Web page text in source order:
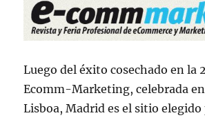
Luego del éxito cosechado en la
Ecomm-Marketing, celebrada
Lisboa, Madrid es el sitio elegido